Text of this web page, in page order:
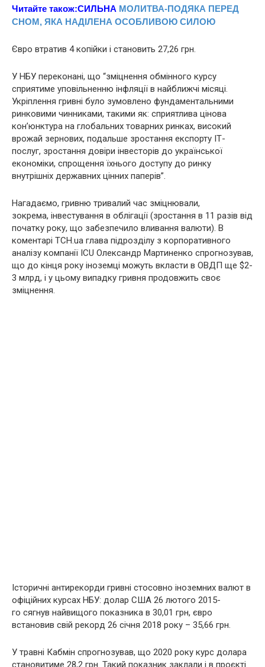
Читайте також:СИЛЬНА МОЛИТВА-ПОДЯКА ПЕРЕД
СНОМ, ЯКА НAДIЛЕНА ОСОБЛИВOЮ СИЛOЮ
Євро втратив 4 копійки і становить 27,26 грн.
У НБУ переконані, що “зміцнення обмінного курсу
сприятиме уповільненню інфляції в найближчі місяці.
Укріплення гривні було зумовлено фундаментальними
ринковими чинниками, такими як: сприятлива цінова
кон’юнктура на глобальних товарних ринках, високий
врожай зернових, подальше зростання експорту IТ-
послуг, зростання довіри інвесторів до української
економіки, спрощення їхнього доступу до ринку
внутрішніх державних цінних паперів”.
Нагадаємо, гривню тривалий час зміцнювали,
зокрема, інвестування в облігації (зростання в 11 разів від
початку року, що забезпечило вливання валюти). В
коментарі ТСН.ua глава підрозділу з корпоративного
аналізу компанії ICU Олександр Мартиненко спрогнозував,
що до кінця року іноземці можуть вкласти в ОВДП ще $2-
3 млрд, і у цьому випадку гривня продовжить своє
зміцнення.
Історичні антирекорди гривні стосовно іноземних валют в
офіційних курсах НБУ: долар США 26 лютого 2015-
го сягнув найвищого показника в 30,01 грн, євро
встановив свій рекорд 26 січня 2018 року – 35,66 грн.
У травні Кабмін спрогнозував, що 2020 року курс долара
становитиме 28,2 грн. Такий показник заклали і в проєкті